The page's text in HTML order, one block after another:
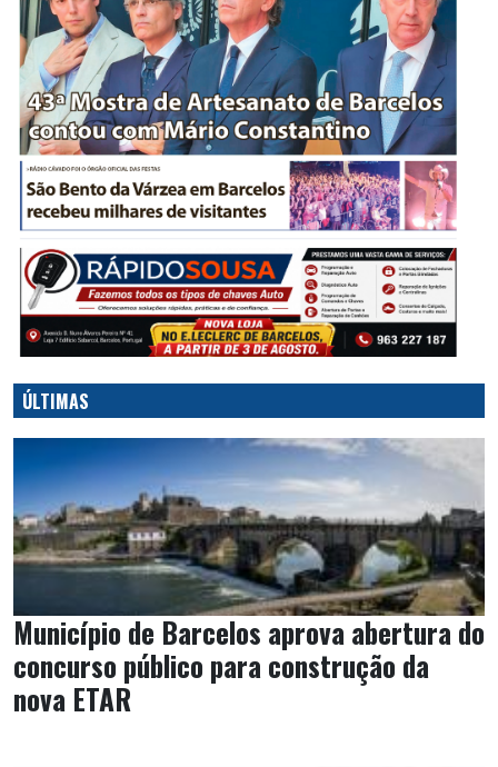
ÚLTIMAS
Município de Barcelos aprova abertura do
concurso público para construção da
nova ETAR